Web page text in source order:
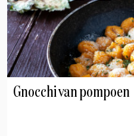
Gnocchi van pompoen